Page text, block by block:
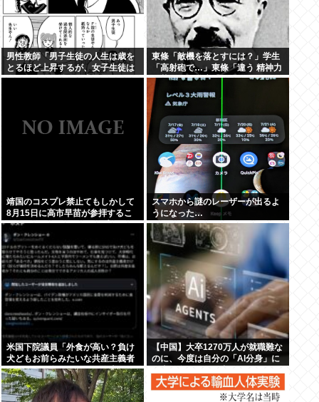
男性教師「男子生徒の人生は歳を
とるほど上昇するが、女子生徒は
今がピークで後は不幸になるから
東條「敵機を落とすには？」学生
「高射砲で…」東條「違う 精神力
で落とせ」学生「 」
靖国のコスプレ禁止てもしかして
8月15日に高市早苗が参拝するこ
とへの布石か？そらコスプレした
馬鹿がいたら絵にならないしな
スマホから謎のレーザーが出るよ
うになった…
米国下院議員「外食が高い？負け
犬どもお前らみたいな共産主義者
はラーメン食ってろ」→炎上
【中国】大卒1270万人が就職難な
のに、今度は自分の「AI分身」に
「人間蒸留」という絶望